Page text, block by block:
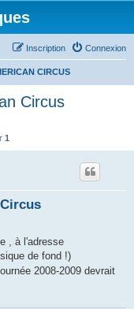
Connexion
Inscription
CIRCUS
Circus
1
, à l'adresse
de fond !)
2008-2009 devrait